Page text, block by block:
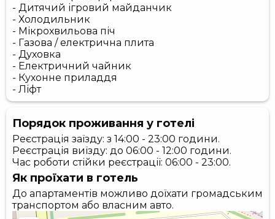
- Дитячий ігровий майданчик
- Холодильник
- Мікрохвильова піч
- Газова / електрична плита
- Духовка
- Електричний чайник
- Кухонне приладдя
- Ліфт
Порядок проживання у готелі
Реєстрація заїзду: з 14:00 - 23:00 години.
Реєстрація виїзду: до 06:00 - 12:00 години.
Час роботи стійки реєстрації: 06:00 - 23:00.
Як проїхати в готель
До апартаментів можливо доїхати громадським
транспортом або власним авто.